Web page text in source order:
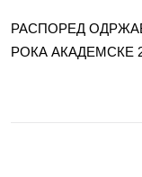
РАСПОРЕД
РОКА АКАДЕМСКЕ